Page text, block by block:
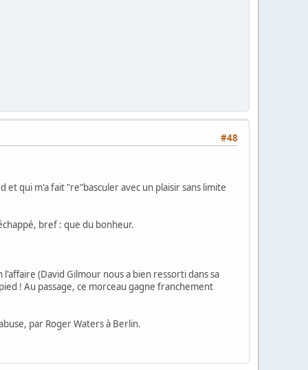
#48
qui m'a fait "re"basculer avec un plaisir sans limite
bref : que du bonheur.
(David Gilmour nous a bien ressorti dans sa
! Au passage, ce morceau gagne franchement
par Roger Waters à Berlin.